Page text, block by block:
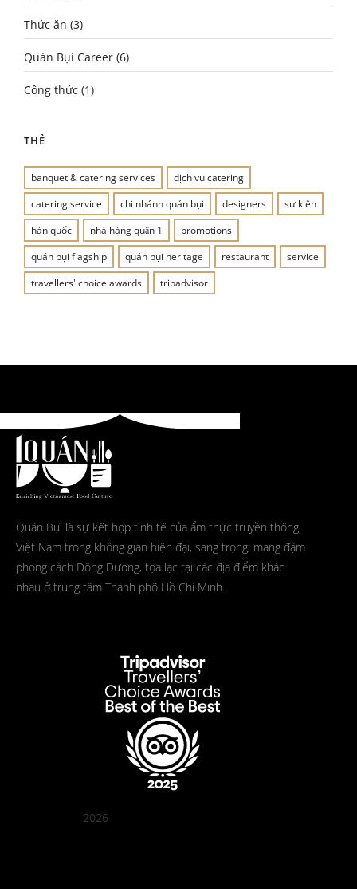
Thức ăn (3)
Quán Bụi Career (6)
Công thức (1)
THẺ
banquet & catering services
dịch vụ catering
catering service
chi nhánh quán bụi designers
sự kiện
hàn quốc
nhà hàng quận 1
promotions
quán bụi flagship
quán bụi heritage restaurant
service
travellers' choice awards
tripadvisor
Quán Bụi là sự kết hợp tinh tế của ẩm thực truyền thống
Việt Nam trong không gian hiện đại, sang trọng, mang đậm
phong cách Đông Dương, tọa lạc tại các địa điểm khác
nhau ở trung tâm Thành phố Hồ Chí Minh.
2026